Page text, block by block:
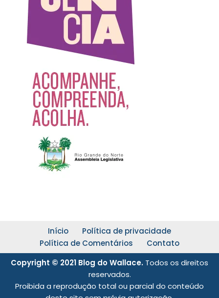
Início
Política de privacidade
Política de Comentários
Contato
Copyright © 2021 Blog do Wallace. Todos os direitos
reservados.
Proibida a reprodução total ou parcial do conteúdo